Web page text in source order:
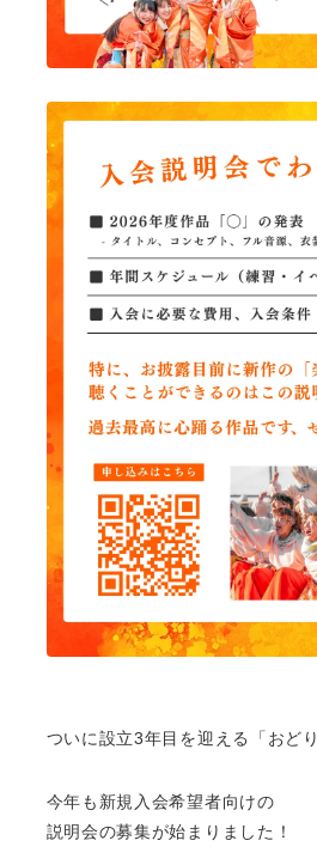
ついに設立3年目を迎える「おどり
今年も新規入会希望者向けの
説明会の募集が始まりました！